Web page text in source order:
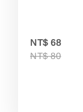
NT$ 68
NT$ 80